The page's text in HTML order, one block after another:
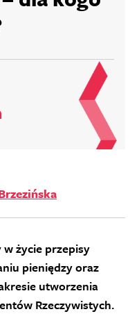
w życie przepisy
pieniędzy oraz
utworzenia
Rzeczywistych.